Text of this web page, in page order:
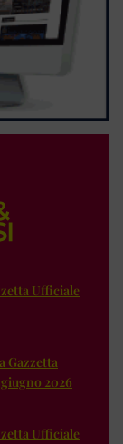
Ufficiale
Gazzetta
2026
Ufficiale